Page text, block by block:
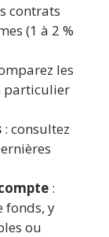
contrats
(1 à 2 %
les
particulier
: consultez
:
fonds, y
ou